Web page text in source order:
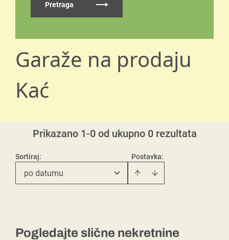
Pretraga
Garaže na prodaju
Kać
Prikazano 1-0 od ukupno 0 rezultata
Postavka:
Sortiraj:
po datumu
Pogledajte slične nekretnine